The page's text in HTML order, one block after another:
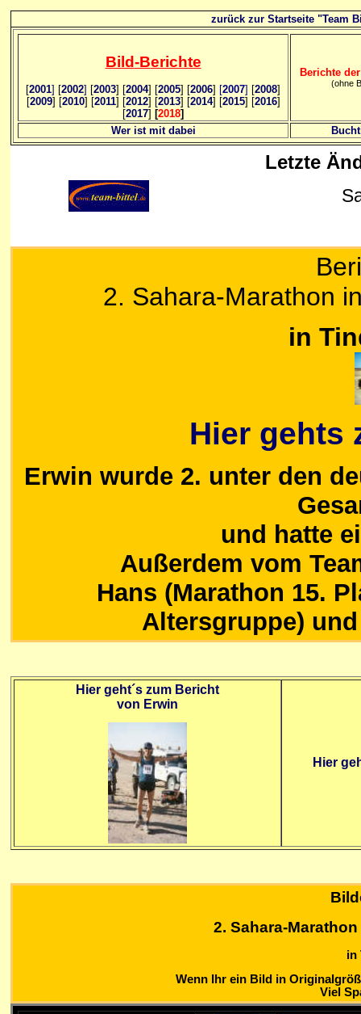
zurück zur Startseite "Team
Bild-Berichte
[2001] [2002] [2003] [2004] [2005] [2006] [2007] [2008]
[2009] [2010] [2011] [2012] [2013] [2014] [2015] [2016]
[2017] [2018]
Berichte
(ohne
Wer ist mit dabei
Letzte
2. Sahara-Marathon
in
Hier gehts
Erwin wurde 2. unter den
und hatte
Außerdem vom
Hans (Marathon 15.
Altersgruppe)
Hier geht´s zum Bericht
von Erwin
Hier
2. Sahara-
in
Wenn Ihr ein Bild in
Viel